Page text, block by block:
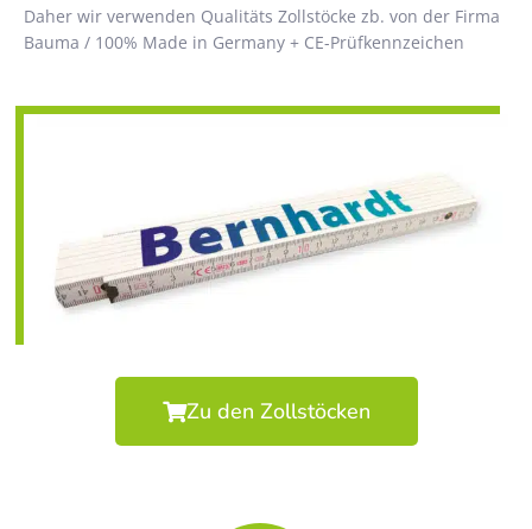
Daher wir verwenden Qualitäts Zollstöcke zb. von der Firma
Bauma / 100% Made in Germany + CE-Prüfkennzeichen
Zu den Zollstöcken